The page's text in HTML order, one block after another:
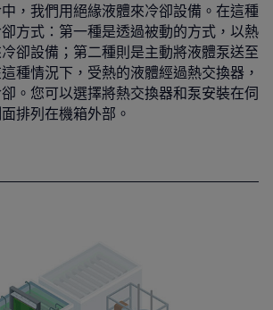
，我們用絕緣液體來冷卻設備。在這種
方式：第一種是透過被動的方式，以熱
卻設備；第二種則是主動將液體泵送至
種情況下，受熱的液體經過熱交換器，
。您可以選擇將熱交換器和泵安裝在伺
排列在機箱外部。